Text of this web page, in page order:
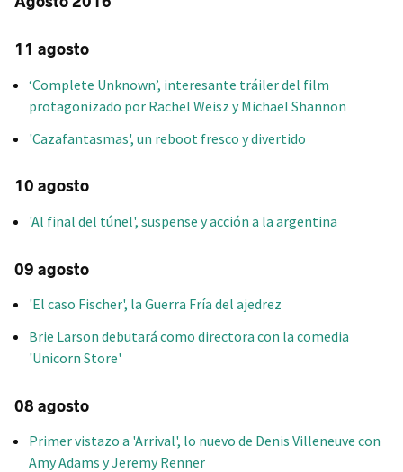
11 agosto
‘Complete Unknown’, interesante tráiler del film
protagonizado por Rachel Weisz y Michael Shannon
'Cazafantasmas', un reboot fresco y divertido
10 agosto
'Al final del túnel', suspense y acción a la argentina
09 agosto
'El caso Fischer', la Guerra Fría del ajedrez
Brie Larson debutará como directora con la comedia
'Unicorn Store'
08 agosto
Primer vistazo a 'Arrival', lo nuevo de Denis Villeneuve con
Amy Adams y Jeremy Renner